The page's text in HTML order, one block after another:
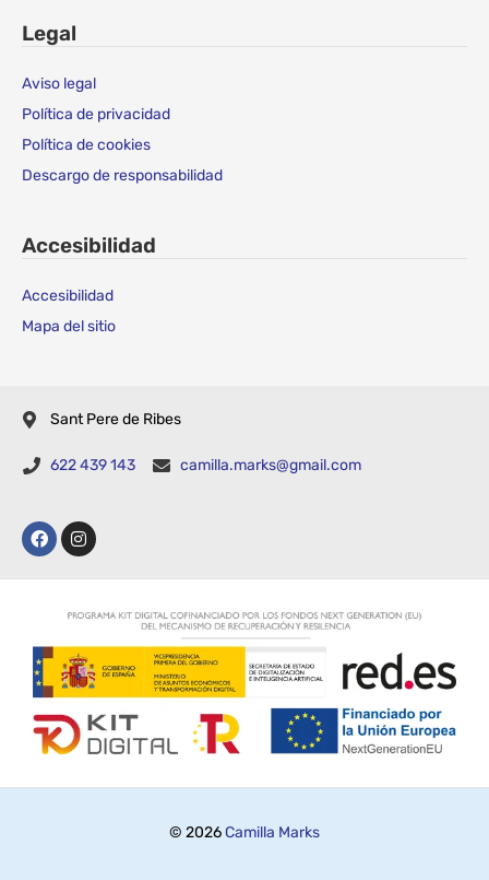
Legal
Aviso legal
Política de privacidad
Política de cookies
Descargo de responsabilidad
Accesibilidad
Accesibilidad
Mapa del sitio
Sant Pere de Ribes
622 439 143 camilla.marks@gmail.com
© 2026Camilla Marks